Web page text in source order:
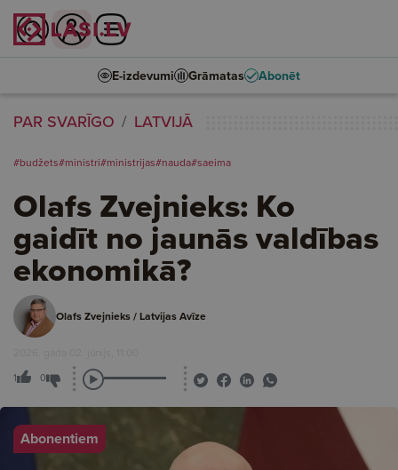
E-izdevumi Grāmatas Abonēt
PAR SVARĪGO LATVIJĀ
#budžets#ministri#ministrijas#nauda#saeima
Olafs Zvejnieks: Ko
gaidīt no jaunās valdības
ekonomikā?
Olafs Zvejnieks / Latvijas Avīze
2026. gada 02. jūnijs, 11:00
1 0
Abonentiem